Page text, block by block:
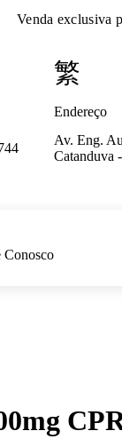
Venda exclusiva
Endereço
Av. Eng.
Catanduva
Conosco